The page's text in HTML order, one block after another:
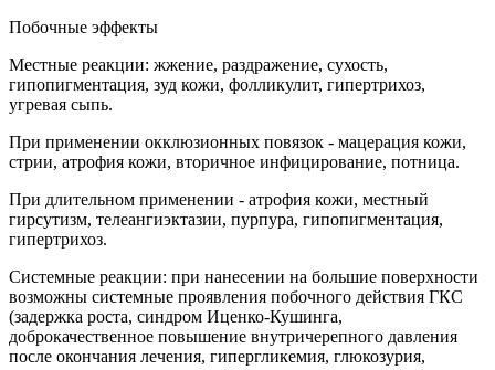
Побочные эффекты
Местные реакции: жжение, раздражение, сухость,
гипопигментация, зуд кожи, фолликулит, гипертрихоз,
угревая сыпь.
При применении окклюзионных повязок - мацерация кожи,
стрии, атрофия кожи, вторичное инфицирование, потница.
При длительном применении - атрофия кожи, местный
гирсутизм, телеангиэктазии, пурпура, гипопигментация,
гипертрихоз.
Системные реакции: при нанесении на большие поверхности
возможны системные проявления побочного действия ГКС
(задержка роста, синдром Иценко-Кушинга,
доброкачественное повышение внутричерепного давления
после окончания лечения, гипергликемия, глюкозурия,